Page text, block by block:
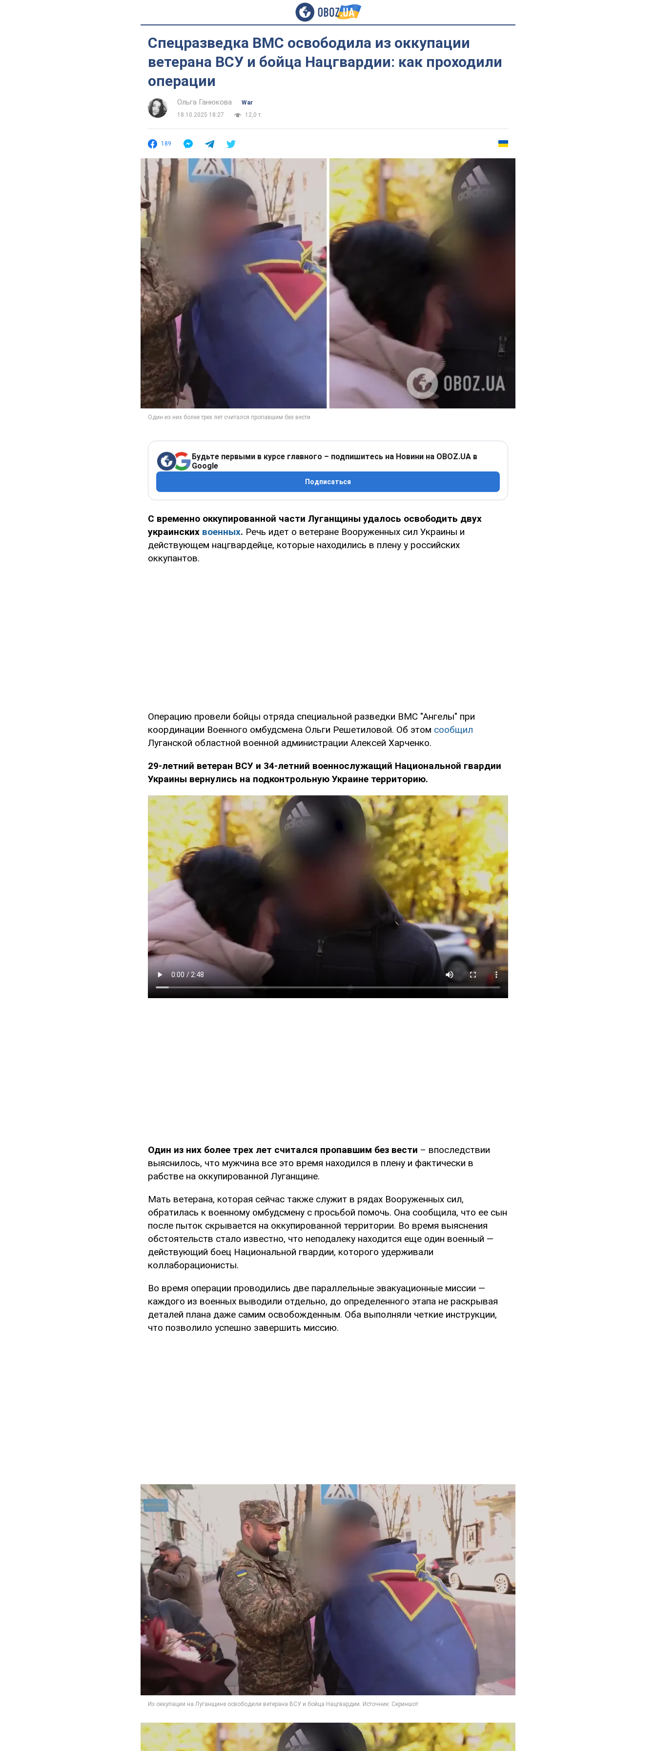
Спецразведка ВМС освободила из оккупации
ветерана ВСУ и бойца Нацгвардии: как проходили
операции
Ольга Ганюкова
War
18.10.2025 18:27
12,0 т.
189
Будьте первыми в курсе главного – подпишитесь на Новини на OBOZ.UA в
Google
Подписаться
С временно оккупированной части Луганщины удалось освободить двух
украинских военных. Речь идет о ветеране Вооруженных сил Украины и
действующем нацгвардейце, которые находились в плену у российских
оккупантов.
Операцию провели бойцы отряда специальной разведки ВМС "Ангелы" при
координации Военного омбудсмена Ольги Решетиловой. Об этом сообщил
Луганской областной военной администрации Алексей Харченко.
29-летний ветеран ВСУ и 34-летний военнослужащий Национальной гвардии
Украины вернулись на подконтрольную Украине территорию.
Один из них более трех лет считался пропавшим без вести – впоследствии
выяснилось, что мужчина все это время находился в плену и фактически в
рабстве на оккупированной Луганщине.
Мать ветерана, которая сейчас также служит в рядах Вооруженных сил,
обратилась к военному омбудсмену с просьбой помочь. Она сообщила, что ее сын
после пыток скрывается на оккупированной территории. Во время выяснения
обстоятельств стало известно, что неподалеку находится еще один военный —
действующий боец Национальной гвардии, которого удерживали
коллаборационисты.
Во время операции проводились две параллельные эвакуационные миссии —
каждого из военных выводили отдельно, до определенного этапа не раскрывая
деталей плана даже самим освобожденным. Оба выполняли четкие инструкции,
что позволило успешно завершить миссию.